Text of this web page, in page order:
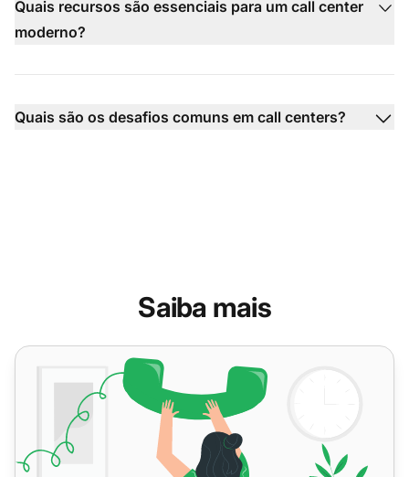
Quais recursos são essenciais para um call center
moderno?
Quais são os desafios comuns em call centers?
Saiba mais
O que é um Call Center?